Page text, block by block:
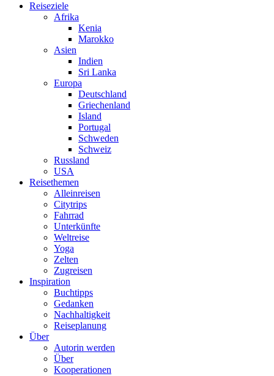
Reiseziele
Afrika
Kenia
Marokko
Asien
Indien
Sri Lanka
Europa
Deutschland
Griechenland
Island
Portugal
Schweden
Schweiz
Russland
USA
Reisethemen
Alleinreisen
Citytrips
Fahrrad
Unterkünfte
Weltreise
Yoga
Zelten
Zugreisen
Inspiration
Buchtipps
Gedanken
Nachhaltigkeit
Reiseplanung
Über
Autorin werden
Über
Kooperationen